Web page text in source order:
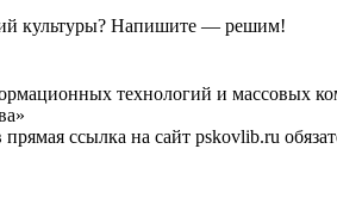
культуры? Напишите — решим!
технологий и массовых
ссылка на сайт pskovlib.ru